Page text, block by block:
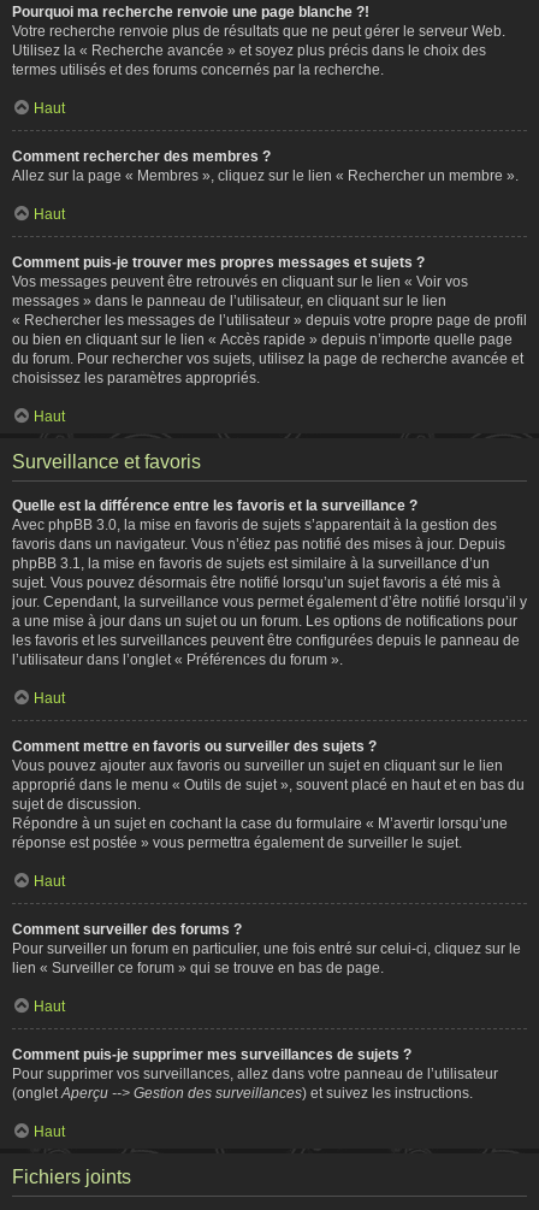
Pourquoi ma recherche renvoie une page blanche ?!
Votre recherche renvoie plus de résultats que ne peut gérer le serveur Web.
Utilisez la « Recherche avancée » et soyez plus précis dans le choix des
termes utilisés et des forums concernés par la recherche.
Haut
Comment rechercher des membres ?
Allez sur la page « Membres », cliquez sur le lien « Rechercher un membre ».
Haut
Comment puis-je trouver mes propres messages et sujets ?
Vos messages peuvent être retrouvés en cliquant sur le lien « Voir vos
messages » dans le panneau de l’utilisateur, en cliquant sur le lien
« Rechercher les messages de l’utilisateur » depuis votre propre page de profil
ou bien en cliquant sur le lien « Accès rapide » depuis n’importe quelle page
du forum. Pour rechercher vos sujets, utilisez la page de recherche avancée et
choisissez les paramètres appropriés.
Haut
Surveillance et favoris
Quelle est la différence entre les favoris et la surveillance ?
Avec phpBB 3.0, la mise en favoris de sujets s’apparentait à la gestion des
favoris dans un navigateur. Vous n’étiez pas notifié des mises à jour. Depuis
phpBB 3.1, la mise en favoris de sujets est similaire à la surveillance d’un
sujet. Vous pouvez désormais être notifié lorsqu’un sujet favoris a été mis à
jour. Cependant, la surveillance vous permet également d’être notifié lorsqu’il y
a une mise à jour dans un sujet ou un forum. Les options de notifications pour
les favoris et les surveillances peuvent être configurées depuis le panneau de
l’utilisateur dans l’onglet « Préférences du forum ».
Haut
Comment mettre en favoris ou surveiller des sujets ?
Vous pouvez ajouter aux favoris ou surveiller un sujet en cliquant sur le lien
approprié dans le menu « Outils de sujet », souvent placé en haut et en bas du
sujet de discussion.
Répondre à un sujet en cochant la case du formulaire « M’avertir lorsqu’une
réponse est postée » vous permettra également de surveiller le sujet.
Haut
Comment surveiller des forums ?
Pour surveiller un forum en particulier, une fois entré sur celui-ci, cliquez sur le
lien « Surveiller ce forum » qui se trouve en bas de page.
Haut
Comment puis-je supprimer mes surveillances de sujets ?
Pour supprimer vos surveillances, allez dans votre panneau de l’utilisateur
(onglet Aperçu --> Gestion des surveillances) et suivez les instructions.
Haut
Fichiers joints